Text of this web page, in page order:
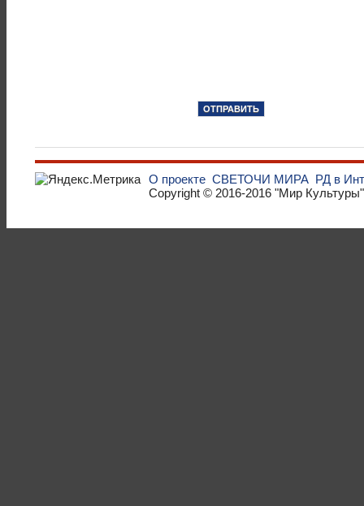
О проекте СВЕТОЧИ МИРА РД в
Copyright © 2016-2016 "Мир Культуры"